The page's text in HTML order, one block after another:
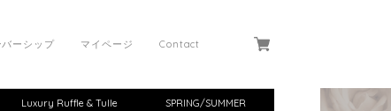
Contact
マイページ
バーシップ
Luxury Ruffle & Tulle SPRING/SUMMER